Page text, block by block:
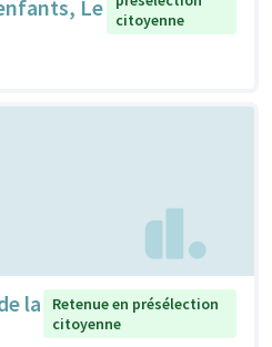
Le
citoyenne
la
Retenue en présélection
citoyenne